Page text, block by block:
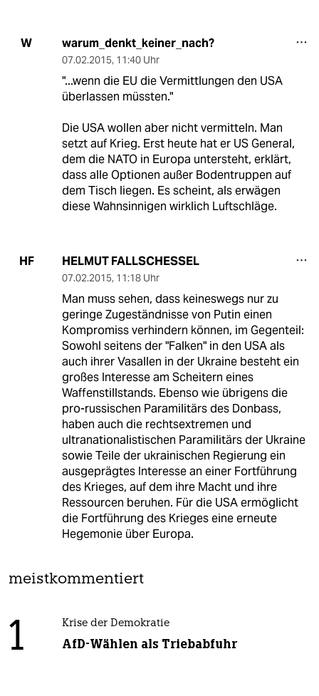
W warum_denkt_keiner_nach?
07.02.2015, 11:40 Uhr
"...wenn die EU die Vermittlungen den USA
überlassen müssten."
Die USA wollen aber nicht vermitteln. Man
setzt auf Krieg. Erst heute hat er US General,
dem die NATO in Europa untersteht, erklärt,
dass alle Optionen außer Bodentruppen auf
dem Tisch liegen. Es scheint, als erwägen
diese Wahnsinnigen wirklich Luftschläge.
HF HELMUT FALLSCHESSEL
07.02.2015, 11:18 Uhr
Man muss sehen, dass keineswegs nur zu
geringe Zugeständnisse von Putin einen
Kompromiss verhindern können, im Gegenteil:
Sowohl seitens der "Falken" in den USA als
auch ihrer Vasallen in der Ukraine besteht ein
großes Interesse am Scheitern eines
Waffenstillstands. Ebenso wie übrigens die
pro-russischen Paramilitärs des Donbass,
haben auch die rechtsextremen und
ultranationalistischen Paramilitärs der Ukraine
sowie Teile der ukrainischen Regierung ein
ausgeprägtes Interesse an einer Fortführung
des Krieges, auf dem ihre Macht und ihre
Ressourcen beruhen. Für die USA ermöglicht
die Fortführung des Krieges eine erneute
Hegemonie über Europa.
meistkommentiert
1 Krise der Demokratie
AfD-Wählen als Triebabfuhr